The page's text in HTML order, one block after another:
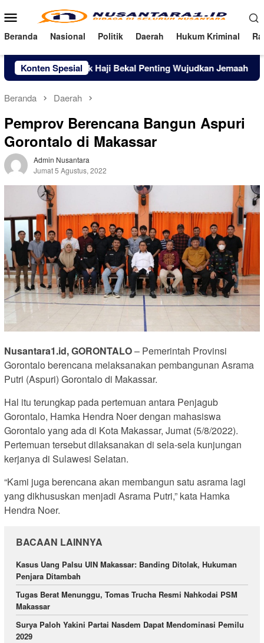
ke
konten
Menu
Mobile
Beranda Nasional Politik Daerah Hukum Kriminal
Konten Spesial
Manasik Haji Bekal Penting Wujudkan Jemaah Haji Mandiri
Beranda Daerah
Pemprov Berencana Bangun Aspuri
Gorontalo di Makassar
Admin Nusantara
Jumat 5 Agustus, 2022
Nusantara1.id, GORONTALO– Pemerintah Provinsi
Gorontalo berencana melaksanakan pembangunan Asrama
Putri (Aspuri) Gorontalo di Makassar.
Hal itu terungkap pada pertemuan antara Penjagub
Gorontalo, Hamka Hendra Noer dengan mahasiswa
Gorontalo yang ada di Kota Makassar, Jumat (5/8/2022).
Pertemuan tersebut dilaksanakan di sela-sela kunjungan
kerjanya di Sulawesi Selatan.
“Kami juga berencana akan membangun satu asrama lagi
yang dikhususkan menjadi Asrama Putri,” kata Hamka
Hendra Noer.
BACAAN LAINNYA
Kasus Uang Palsu UIN Makassar: Banding Ditolak, Hukuman
Penjara Ditambah
Tugas Berat Menunggu, Tomas Trucha Resmi Nahkodai PSM
Makassar
Surya Paloh Yakini Partai Nasdem Dapat Mendominasi Pemilu
2029